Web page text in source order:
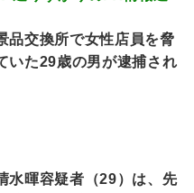
品交換所で女性店員を脅
いた29歳の男が逮捕され
水暉容疑者（29）は、先